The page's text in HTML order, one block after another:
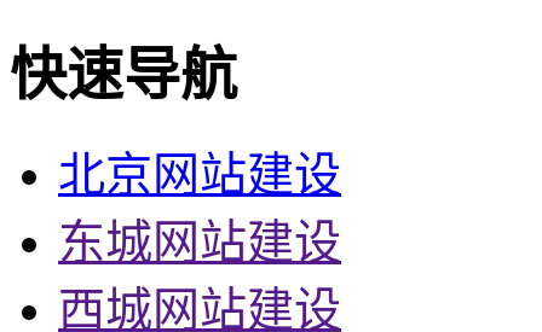
快速导航
北京网站建设
东城网站建设
西城网站建设